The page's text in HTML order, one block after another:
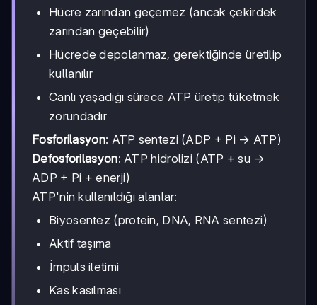
Hücre zarından geçemez (ancak çekirdek
zarından geçebilir)
Hücrede depolanmaz, gerektiğinde üretilip
kullanılır
Canlı yaşadığı sürece ATP üretip tüketmek
zorundadır
Fosforilasyon: ATP sentezi (ADP + Pi → ATP)
Defosforilasyon: ATP hidrolizi (ATP + su →
ADP + Pi + enerji)
ATP'nin kullanıldığı alanlar:
Biyosentez (protein, DNA, RNA sentezi)
Aktif taşıma
İmpuls iletimi
Kas kasılması